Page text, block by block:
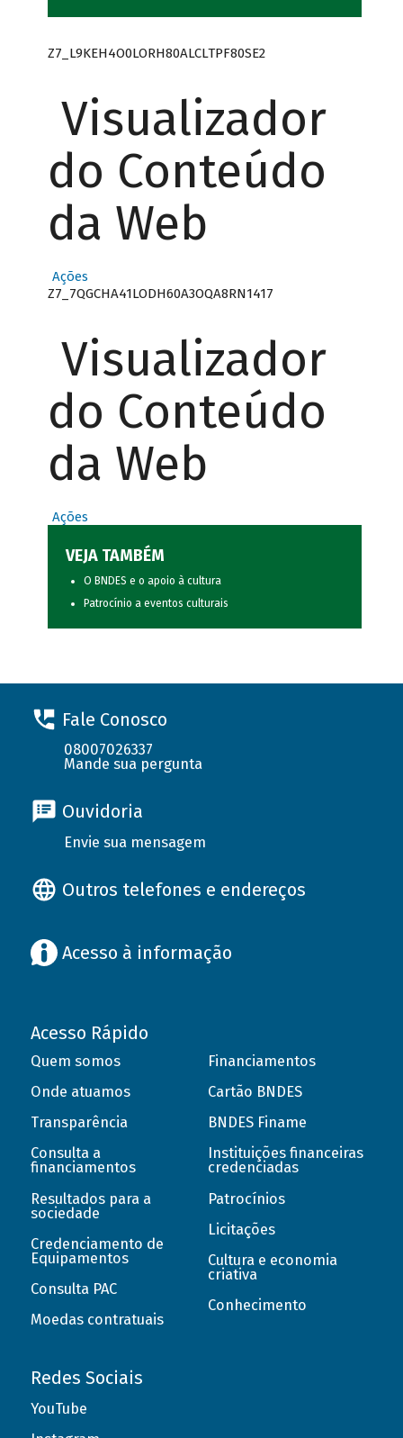
Z7_L9KEH4O0LORH80ALCLTPF80SE2
Visualizador
do Conteúdo
da Web
Ações
Z7_7QGCHA41LODH60A3OQA8RN1417
Visualizador
do Conteúdo
da Web
Ações
VEJA TAMBÉM
O BNDES e o apoio à cultura
Patrocínio a eventos culturais
Fale Conosco
08007026337
Mande sua pergunta
Ouvidoria
Envie sua mensagem
Outros telefones e endereços
Acesso à informação
Acesso Rápido
Quem somos
Onde atuamos
Transparência
Consulta a
financiamentos
Resultados para a
sociedade
Credenciamento de
Equipamentos
Consulta PAC
Moedas contratuais
Financiamentos
Cartão BNDES
BNDES Finame
Instituições financeiras
credenciadas
Patrocínios
Licitações
Cultura e economia
criativa
Conhecimento
Redes Sociais
YouTube